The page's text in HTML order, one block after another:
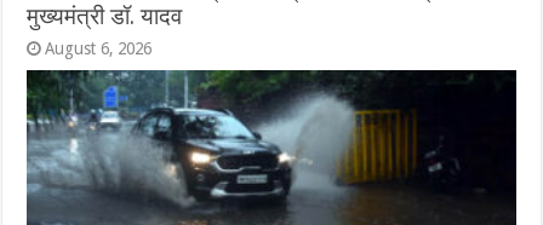
मुख्यमंत्री डॉ. यादव
August 6, 2026